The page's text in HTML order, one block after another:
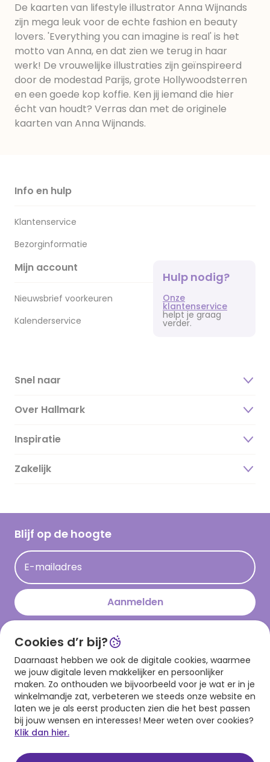
De kaarten van lifestyle illustrator Anna Wijnands
zijn mega leuk voor de echte fashion en beauty
lovers. 'Everything you can imagine is real' is het
motto van Anna, en dat zien we terug in haar
werk! De vrouwelijke illustraties zijn geïnspireerd
door de modestad Parijs, grote Hollywoodsterren
en een goede kop koffie. Ken jij iemand die hier
écht van houdt? Verras dan met de originele
kaarten van Anna Wijnands.
Info en hulp
Klantenservice
Bezorginformatie
Mijn account
Nieuwsbrief voorkeuren
Kalenderservice
Hulp nodig?
Onze
klantenservice
helpt je graag
verder.
Snel naar
Over Hallmark
Over ons
Duurzaamheid
Hallmark Kaartclub
Acties
Persberichten
Hallmark en Kinderpostzegels
Inspiratie
Magazine
Cadeau inspiratie
Kaartinspiratie
Zakelijk
Blijf op de hoogte
E-mailadres
Aanmelden
Download onze app
Cookies d’r bij?
Daarnaast hebben we ook de digitale cookies, waarmee
we jouw digitale leven makkelijker en persoonlijker
maken. Zo onthouden we bijvoorbeeld voor je wat er in je
winkelmandje zat, verbeteren we steeds onze website en
laten we je als eerst producten zien die het best passen
bij jouw wensen en interesses! Meer weten over cookies?
Klik dan hier.